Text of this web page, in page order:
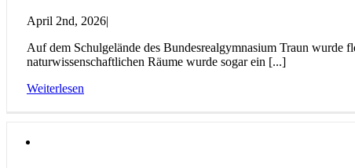
April 2nd, 2026|
Auf dem Schulgelände des Bundesrealgymnasium Traun wurde
naturwissenschaftlichen Räume wurde sogar ein [...]
Weiterlesen